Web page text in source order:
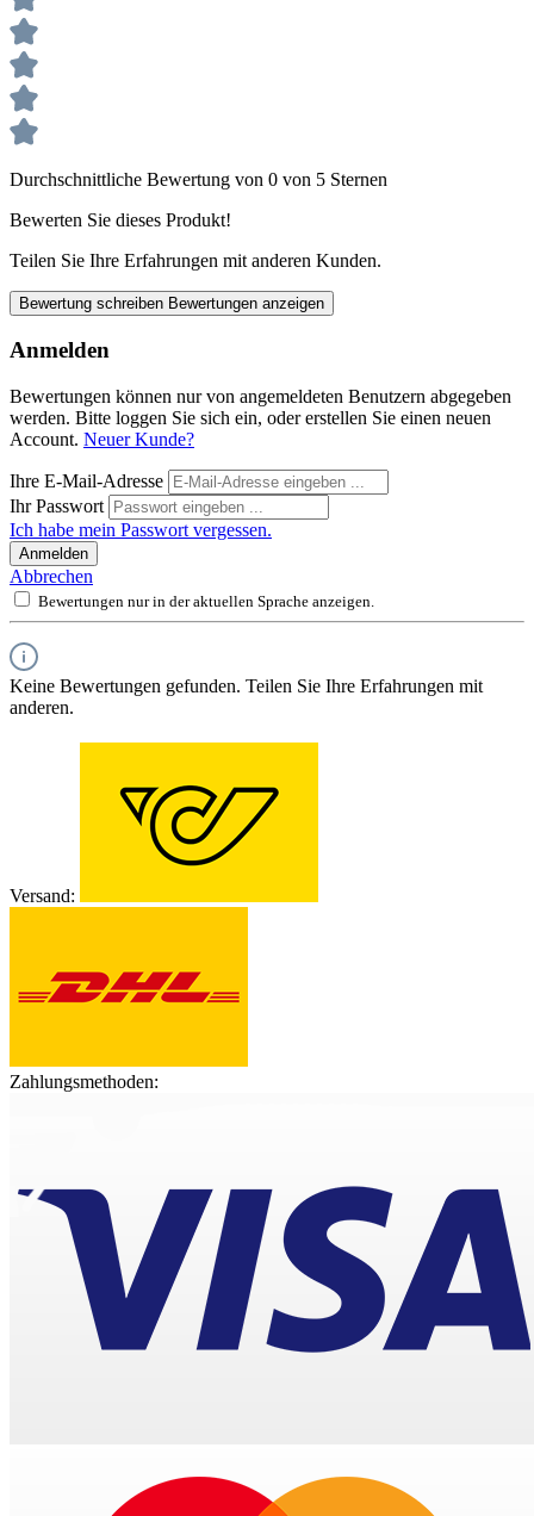
Durchschnittliche Bewertung von 0 von 5 Sternen
Bewerten Sie dieses Produkt!
Teilen Sie Ihre Erfahrungen mit anderen Kunden.
Bewertung schreiben Bewertungen anzeigen
Anmelden
Bewertungen können nur von angemeldeten Benutzern abgegeben
werden. Bitte loggen Sie sich ein, oder erstellen Sie einen neuen
Account. Neuer Kunde?
Ihre E-Mail-Adresse
Ihr Passwort
Ich habe mein Passwort vergessen.
Anmelden
Abbrechen
Bewertungen nur in der aktuellen Sprache anzeigen.
Keine Bewertungen gefunden. Teilen Sie Ihre Erfahrungen mit
anderen.
Versand:
Zahlungsmethoden: